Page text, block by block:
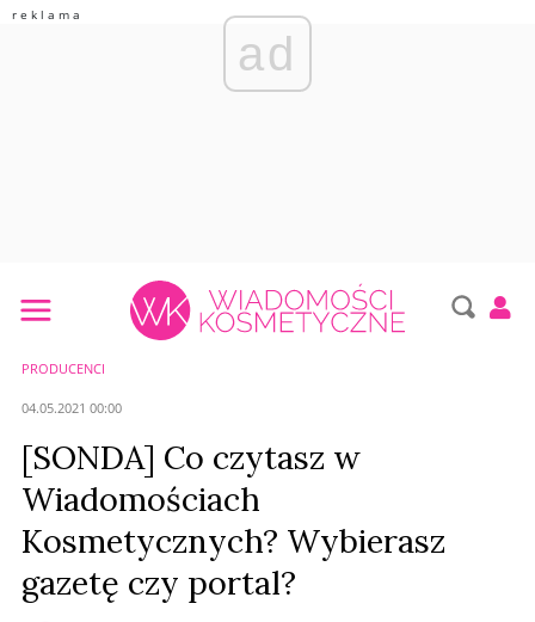
ad
PRODUCENCI
04.05.2021 00:00
[SONDA] Co czytasz w
Wiadomościach
Kosmetycznych? Wybierasz
gazetę czy portal?